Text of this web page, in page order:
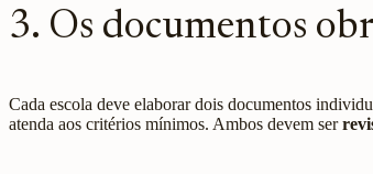
3. Os documentos
Cada escola deve elaborar dois documentos
atenda aos critérios mínimos. Ambos devem ser